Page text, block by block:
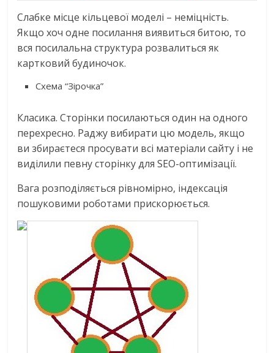
Слабке місце кільцевої моделі – неміцність.
Якщо хоч одне посилання виявиться битою, то
вся посилальна структура розвалиться як
картковий будиночок.
Схема “Зірочка”
Класика. Сторінки посилаються один на одного
перехресно. Раджу вибирати цю модель, якщо
ви збираєтеся просувати всі матеріали сайту і не
виділили певну сторінку для SEO-оптимізації.
Вага розподіляється рівномірно, індексація
пошуковими роботами прискорюється.